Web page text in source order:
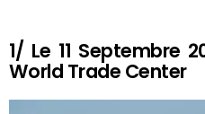
1/ Le 11 Septembre
World Trade Center